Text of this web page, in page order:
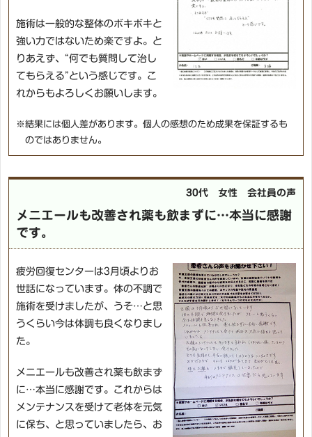
施術は一般的な整体のボキボキと
強い力ではないため楽ですよ。と
りあえず、“何でも質問して治し
てもらえる”という感じです。こ
れからもよろしくお願いします。
※結果には個人差があります。個人の感想のため成果を保証するも
のではありません。
30代 女性 会社員の声
メニエールも改善され薬も飲まずに…本当に感謝
です。
疲労回復センターは3月頃よりお
世話になっています。体の不調で
施術を受けましたが、うそ…と思
うくらい今は体調も良くなりまし
た。
メニエールも改善され薬も飲まず
に…本当に感謝です。これからは
メンテナンスを受けて老体を元気
に保ち、と思っていましたら、お